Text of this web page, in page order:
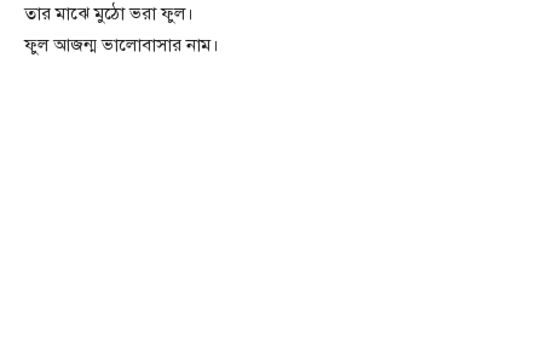
তার মাঝে মুঠো ভরা ফুল।
ফুল আজন্ম ভালোবাসার নাম।